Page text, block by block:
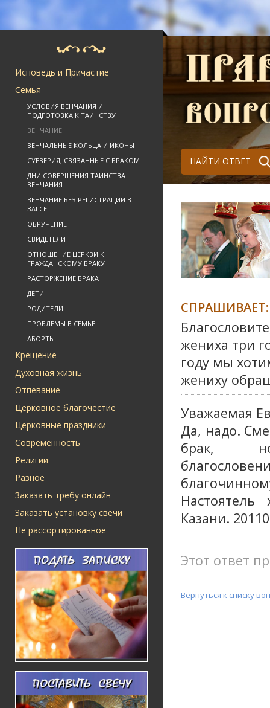
Исповедь и Причастие
Семья
УСЛОВИЯ ВЕНЧАНИЯ И
ПОДГОТОВКА К ТАИНСТВУ
ВЕНЧАНИЕ
ВЕНЧАЛЬНЫЕ КОЛЬЦА И ИКОНЫ
СУЕВЕРИЯ, СВЯЗАННЫЕ С БРАКОМ
ДНИ СОВЕРШЕНИЯ ТАИНСТВА
ВЕНЧАНИЯ
ВЕНЧАНИЕ БЕЗ РЕГИСТРАЦИИ В
ЗАГСЕ
ОБРУЧЕНИЕ
СВИДЕТЕЛИ
ОТНОШЕНИЕ ЦЕРКВИ К
ГРАЖДАНСКОМУ БРАКУ
РАСТОРЖЕНИЕ БРАКА
ДЕТИ
РОДИТЕЛИ
ПРОБЛЕМЫ В СЕМЬЕ
АБОРТЫ
Крещение
Духовная жизнь
Отпевание
Церковное благочестие
Церковные праздники
Современность
Религии
Разное
Заказать требу онлайн
Заказать установку свечи
Не рассортированное
НАЙТИ ОТВЕТ
СПРАШИВАЕТ:
жениха три
году мы
жениху
Уважаемая
Да, надо.
брак,
Казани.
Этот ответ
Вернуться к списку